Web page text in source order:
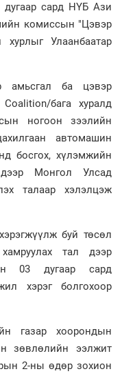
сард НҮБ Ази
комиссын "Цэвэр
Улаанбаатар
ба цэвэр
бага хуралд
ногоон зээлийн
автомашин
босгох, хүлэмжийн
Монгол Улсад
талаар хэлэлцэж
буй төсөл
тал дээр
03 дугаар сард
хэрэг болгохоор
газар хоорондын
зөвлөлийн ээлжит
2-ны өдөр зохион